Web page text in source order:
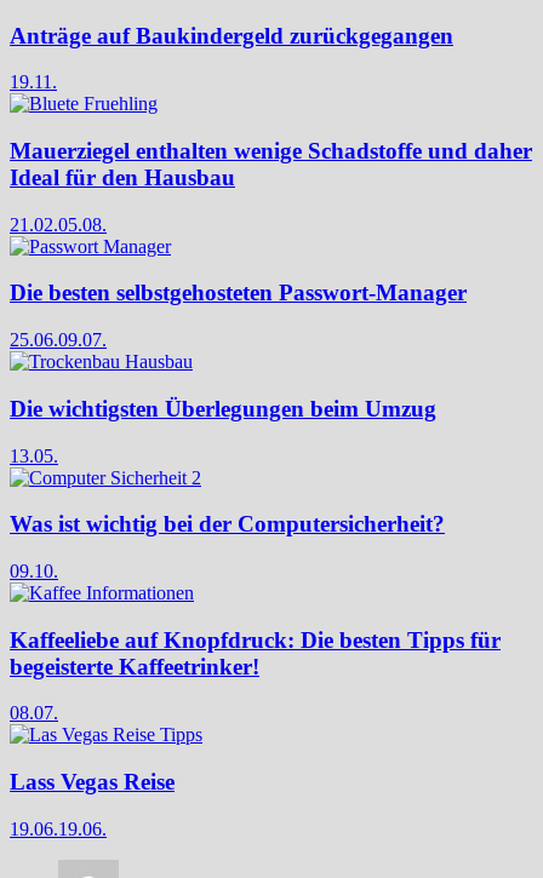
Anträge auf Baukindergeld zurückgegangen
19.11.
Mauerziegel enthalten wenige Schadstoffe und daher
Ideal für den Hausbau
21.02.05.08.
Die besten selbstgehosteten Passwort-Manager
25.06.09.07.
Die wichtigsten Überlegungen beim Umzug
13.05.
Was ist wichtig bei der Computersicherheit?
09.10.
Kaffeeliebe auf Knopfdruck: Die besten Tipps für
begeisterte Kaffeetrinker!
08.07.
Lass Vegas Reise
19.06.19.06.